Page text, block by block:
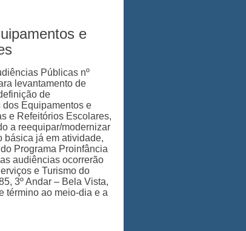
e
Públicas nº
levantamento de
de
Equipamentos e
e Refeitórios Escolares,
a reequipar/modernizar
básica já em atividade,
Programa Proinfância
audiências ocorrerão
e Turismo do
3º Andar – Bela Vista,
término ao meio-dia e a